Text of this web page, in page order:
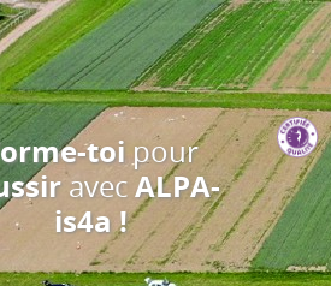
que les cookies soient utilisés à
et de publicité.
toipour
avecALPA-
is4a !